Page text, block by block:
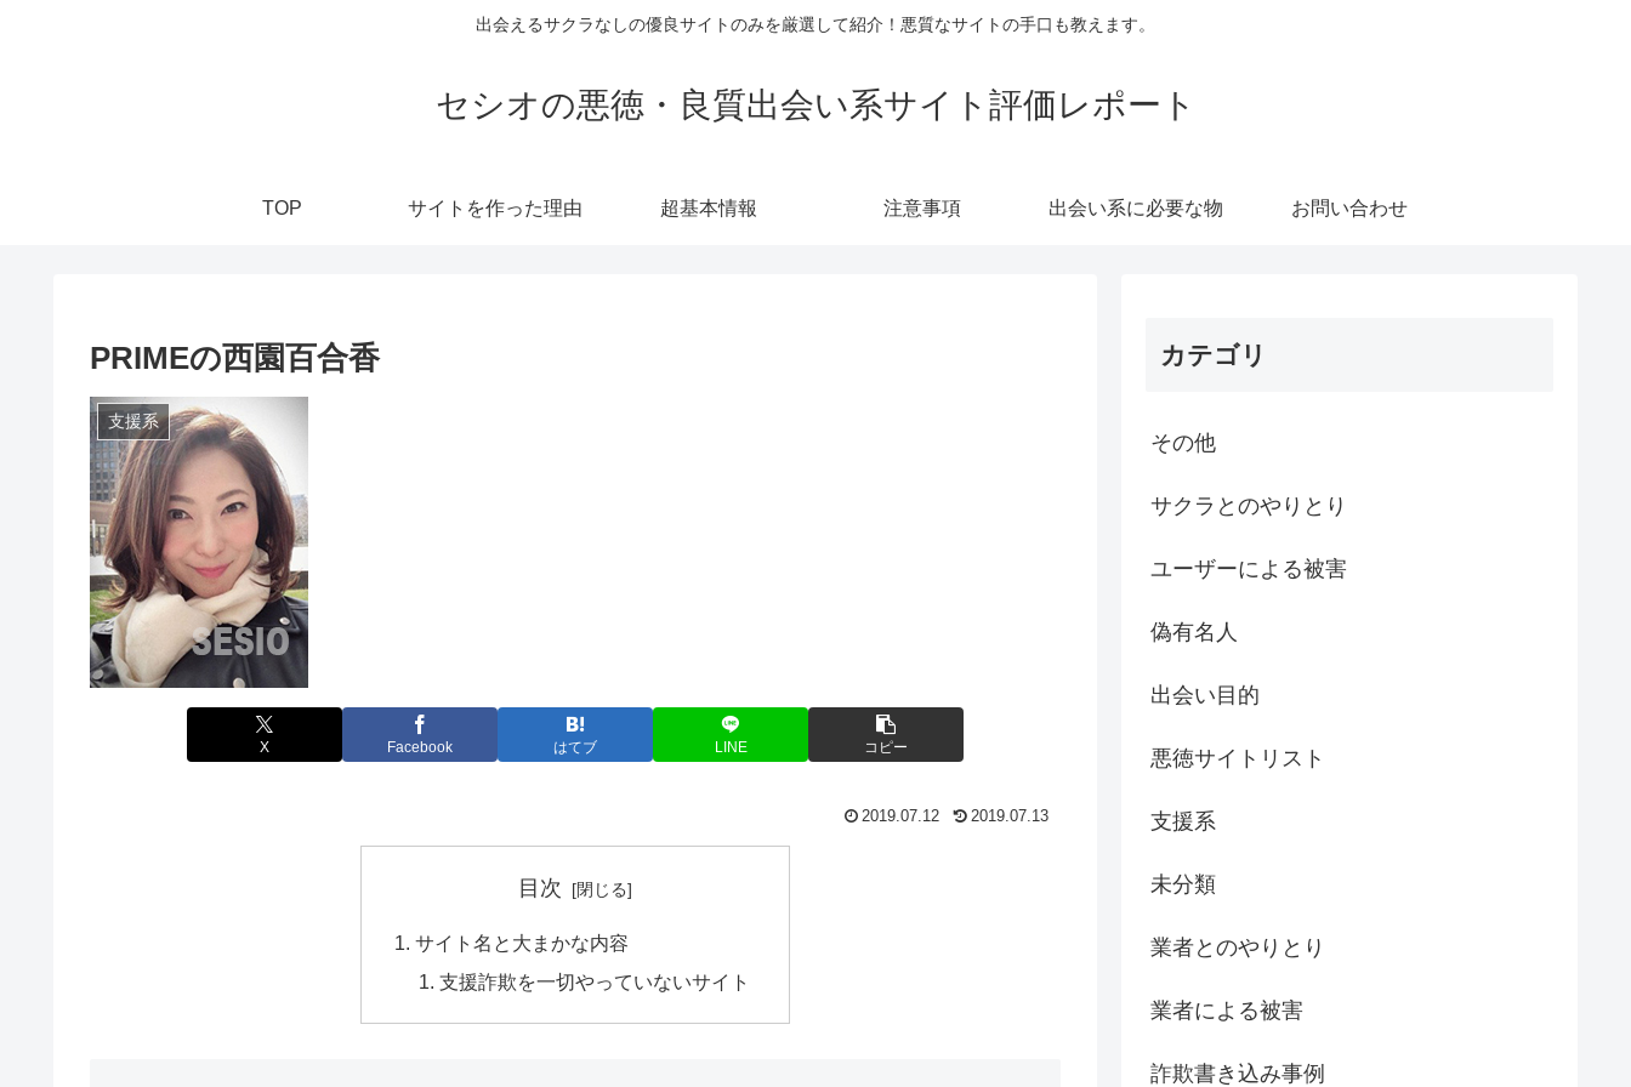
出会えるサクラなしの優良サイトのみを厳選して紹介！悪質なサイトの手口も教えます。
セシオの悪徳・良質出会い系サイト評価レポート
TOP サイトを作った理由 超基本情報 注意事項 出会い系に必要な物 お問い合わせ
PRIMEの西園百合香
支援系
X Facebook はてブ LINE コピー
2019.07.12 2019.07.13
目次
サイト名と大まかな内容
支援詐欺を一切やっていないサイト
カテゴリ
その他
サクラとのやりとり
ユーザーによる被害
偽有名人
出会い目的
悪徳サイトリスト
支援系
未分類
業者とのやりとり
業者による被害
詐欺書き込み事例